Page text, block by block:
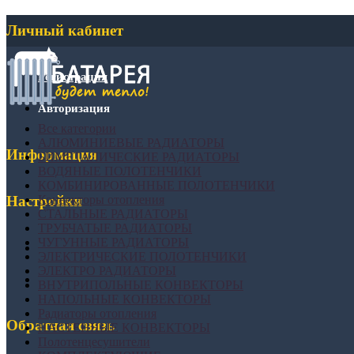
Личный кабинет
Регистрация
Авторизация
Информация
Настройки
Обратная связь
БИМЕТАЛИЧЕСКИЕ РАДИАТОРЫ
Конвекторы отопления
СТАЛЬНЫЕ РАДИАТОРЫ
НАСТЕННЫЕ КОНВЕКТОРЫ